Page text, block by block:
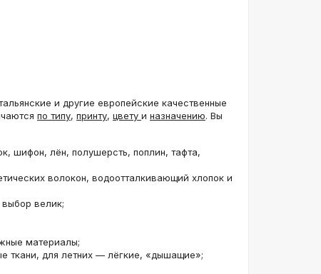
Уценка
KZ
и другие европейские качественные
по типу, принту, цвету и назначению. Вы
шифон, лён, полушерсть, поплин, тафта,
волокон, водоотталкивающий хлопок и
велик;
материалы;
ткани, для летних — лёгкие, «дышащие»;